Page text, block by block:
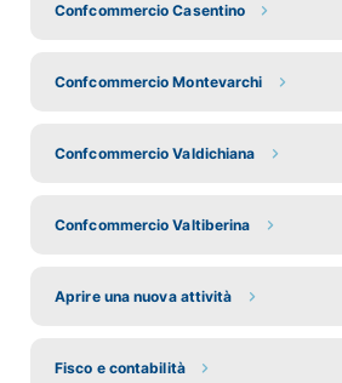
Confcommercio Casentino
Confcommercio Montevarchi
Confcommercio Valdichiana
Confcommercio Valtiberina
Aprire una nuova attività
Fisco e contabilità